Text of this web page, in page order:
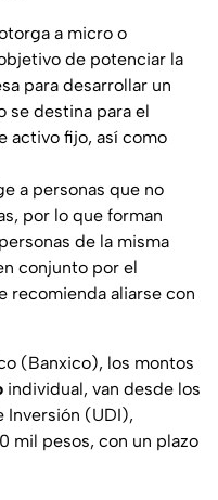
a micro o
de potenciar la
para desarrollar un
se destina para el
activo fijo, así como
a personas que no
por lo que forman
de la misma
conjunto por el
recomienda aliarse con
(Banxico), los montos
individual, van desde los
Inversión (UDI),
mil pesos, con un plazo